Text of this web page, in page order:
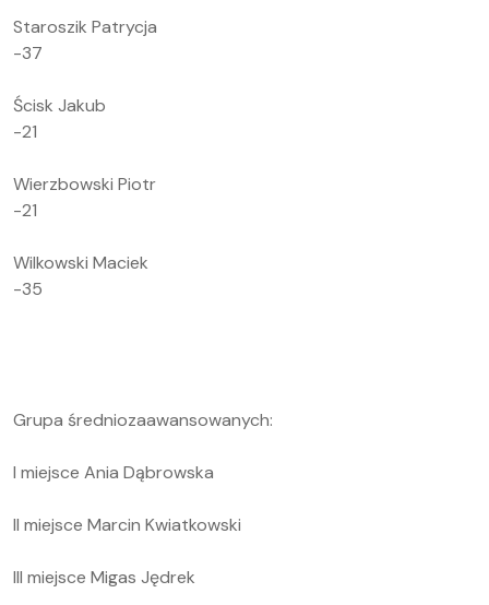
Staroszik Patrycja
-37
Ścisk Jakub
-21
Wierzbowski Piotr
-21
Wilkowski Maciek
-35
Grupa średniozaawansowanych:
I miejsce Ania Dąbrowska
II miejsce Marcin Kwiatkowski
III miejsce Migas Jędrek